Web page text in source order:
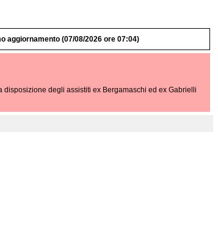
aggiornamento (07/08/2026 ore 07:04)
degli assistiti ex Bergamaschi ed ex Gabrielli